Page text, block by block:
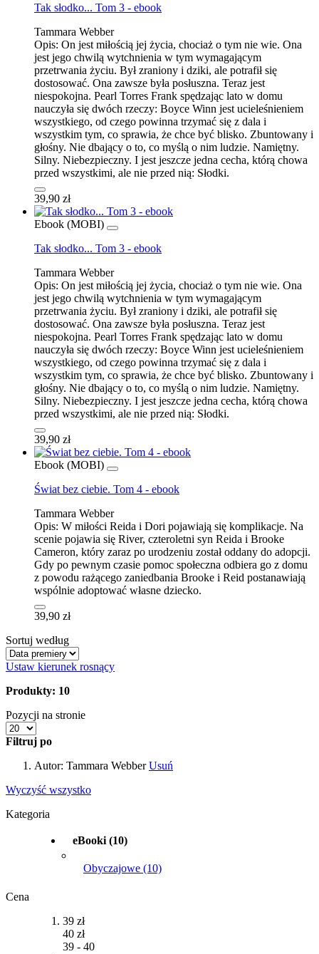
Tak słodko... Tom 3 - ebook
Tammara Webber
Opis: On jest miłością jej życia, chociaż o tym nie wie. Ona
jest jego chwilą wytchnienia w tym wymagającym
przetrwania życiu. Był zraniony i dziki, ale potrafił się
dostosować. Ona zawsze była posłuszna. Teraz jest
niespokojna. Pearl Torres Frank spędzając lato w domu
nauczyła się dwóch rzeczy: Boyce Winn jest ucieleśnieniem
wszystkiego, od czego powinna trzymać się z dala i
wszystkim tym, co sprawia, że chce być blisko. Zbuntowany i
głośny. Nie dbający o to, co myślą o nim ludzie. Namiętny.
Silny. Niebezpieczny. I jest jeszcze jedna cecha, którą chowa
przed wszystkimi, ale nie przed nią: Słodki.
39,90 zł
Ebook (MOBI)
Tak słodko... Tom 3 - ebook
Tammara Webber
Opis: On jest miłością jej życia, chociaż o tym nie wie. Ona
jest jego chwilą wytchnienia w tym wymagającym
przetrwania życiu. Był zraniony i dziki, ale potrafił się
dostosować. Ona zawsze była posłuszna. Teraz jest
niespokojna. Pearl Torres Frank spędzając lato w domu
nauczyła się dwóch rzeczy: Boyce Winn jest ucieleśnieniem
wszystkiego, od czego powinna trzymać się z dala i
wszystkim tym, co sprawia, że chce być blisko. Zbuntowany i
głośny. Nie dbający o to, co myślą o nim ludzie. Namiętny.
Silny. Niebezpieczny. I jest jeszcze jedna cecha, którą chowa
przed wszystkimi, ale nie przed nią: Słodki.
39,90 zł
Ebook (MOBI)
Świat bez ciebie. Tom 4 - ebook
Tammara Webber
Opis: W miłości Reida i Dori pojawiają się komplikacje. Na
scenie pojawia się River, czteroletni syn Reida i Brooke
Cameron, który zaraz po urodzeniu został oddany do adopcji.
Gdy po pewnym czasie pomoc społeczna odbiera go z domu
z powodu rażącego zaniedbania Brooke i Reid postanawiają
wspólnie adoptować własne dziecko.
39,90 zł
Sortuj według
Ustaw kierunek rosnący
Produkty: 10
Pozycji na stronie
Filtruj po
Autor: Tammara Webber Usuń
Wyczyść wszystko
Kategoria
eBooki (10)
Obyczajowe (10)
Cena
39 zł
40 zł
39 - 40